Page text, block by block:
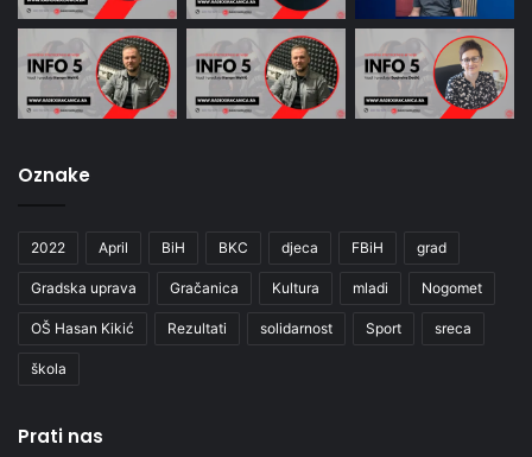
Oznake
2022 April BiH BKC djeca FBiH grad
Gradska uprava Gračanica Kultura mladi Nogomet
OŠ Hasan Kikić Rezultati solidarnost Sport sreca
škola
Prati nas